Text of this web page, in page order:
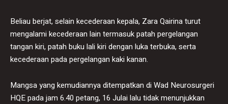
Beliau berjat, selain kecederaan kepala, Zara Qairina turut
mengalami kecederaan lain termasuk patah pergelangan
tangan kiri, patah buku lali kiri dengan luka terbuka, serta
kecederaan pada pergelangan kaki kanan.
Mangsa yang kemudiannya ditempatkan di Wad Neurosurgeri
HQE pada jam 6.40 petang, 16 Julai lalu tidak menunjukkan